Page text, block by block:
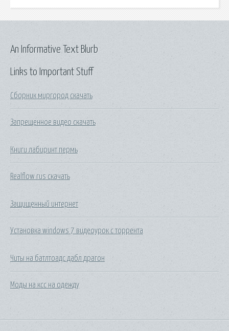
Links to Important Stuff
Сборник миргород скачать
Запрещенное видео скачать
Книги лабиринт пермь
Realflow rus скачать
Защищенный интернет
Установка windows 7 видеоурок с торрента
Читы на батлтоадс дабл драгон
Моды на ксс на одежду
An Informative Text Blurb